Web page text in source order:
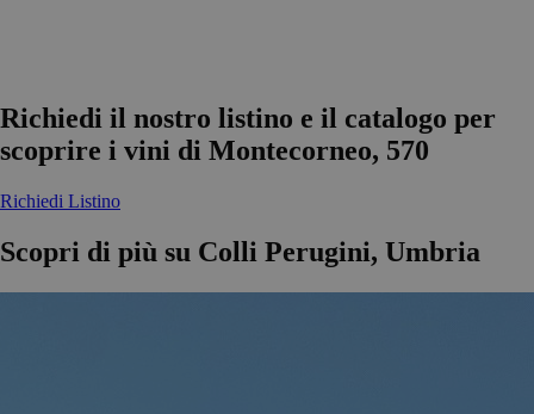
Richiedi il nostro listino e il catalogo per
scoprire i vini di Montecorneo, 570
Richiedi Listino
Scopri di più su Colli Perugini, Umbria